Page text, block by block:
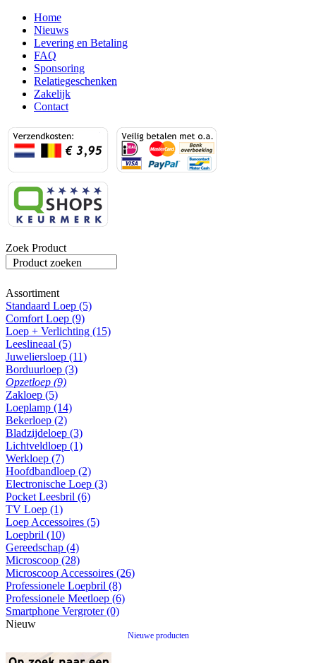
Home
Nieuws
Levering en Betaling
FAQ
Sponsoring
Relatiegeschenken
Zakelijk
Contact
Zoek Product
Product zoeken
Assortiment
Standaard Loep (5)
Comfort Loep (9)
Loep + Verlichting (15)
Leeslineaal (5)
Juweliersloep (11)
Borduurloep (3)
Opzetloep (9)
Zakloep (5)
Loeplamp (14)
Bekerloep (2)
Bladzijdeloep (3)
Lichtveldloep (1)
Werkloep (7)
Hoofdbandloep (2)
Electronische Loep (3)
Pocket Leesbril (6)
TV Loep (1)
Loep Accessoires (5)
Loepbril (10)
Gereedschap (4)
Microscoop (28)
Microscoop Accessoires (26)
Professionele Loepbril (8)
Professionele Meetloep (6)
Smartphone Vergroter (0)
Nieuw
Nieuwe producten